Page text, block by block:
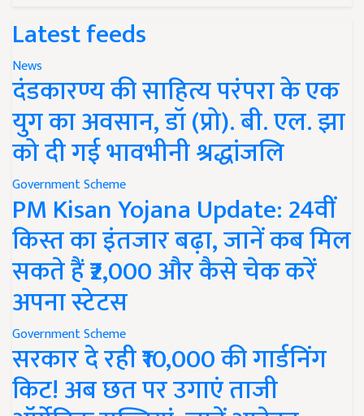
Latest feeds
News
दंडकारण्य की साहित्य परंपरा के एक
युग का अवसान, डॉ (प्रो). बी. एल. झा
को दी गई भावभीनी श्रद्धांजलि
Government Scheme
PM Kisan Yojana Update: 24वीं
किस्त का इंतजार बढ़ा, जानें कब मिल
सकते हैं ₹2,000 और कैसे चेक करें
अपना स्टेटस
Government Scheme
सरकार दे रही ₹10,000 की गार्डनिंग
किट! अब छत पर उगाएं ताजी